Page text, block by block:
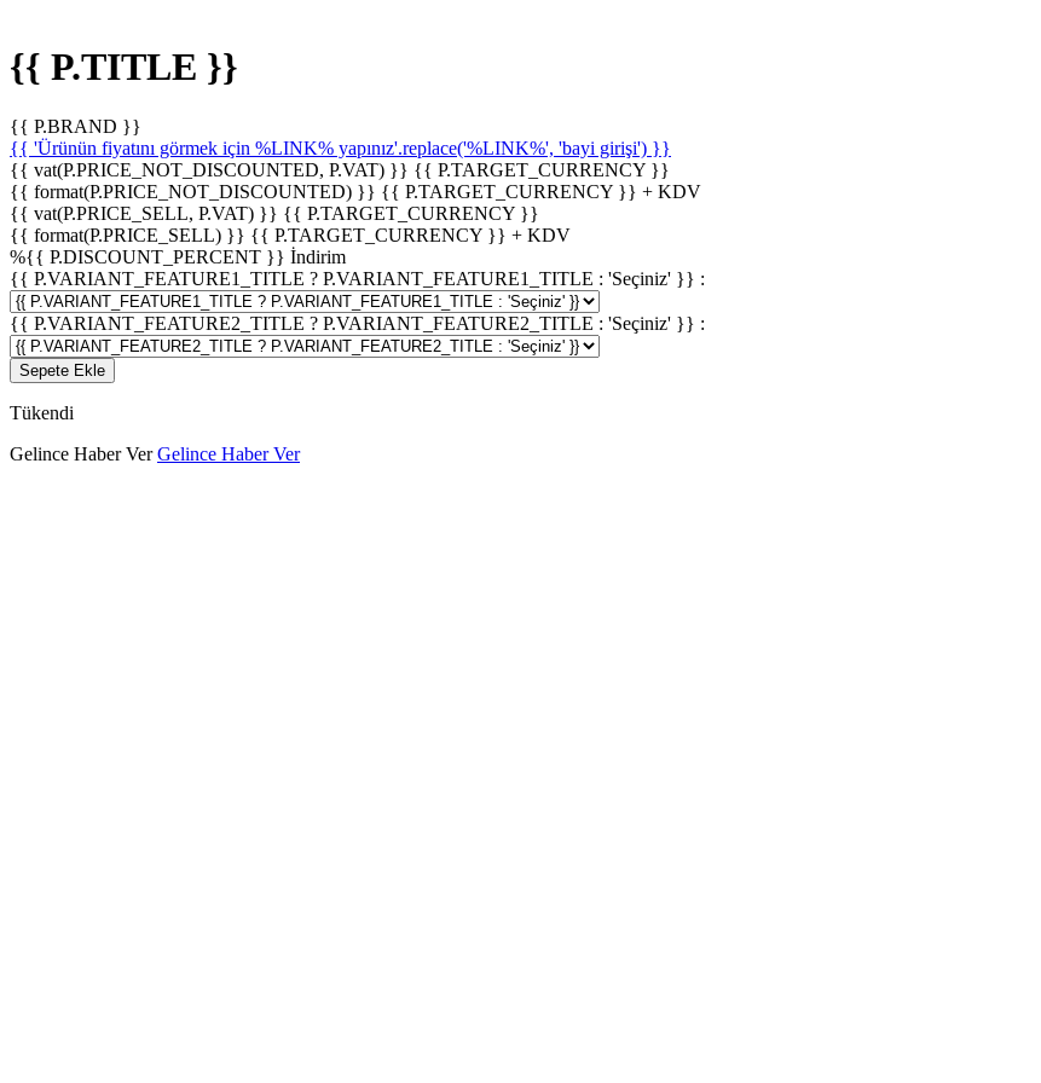
{{ P.TITLE }}
{{ P.BRAND }}
{{ 'Ürünün fiyatını görmek için %LINK% yapınız'.replace('%LINK%', 'bayi girişi') }}
{{ vat(P.PRICE_NOT_DISCOUNTED, P.VAT) }} {{ P.TARGET_CURRENCY }}
{{ format(P.PRICE_NOT_DISCOUNTED) }} {{ P.TARGET_CURRENCY }} + KDV
{{ vat(P.PRICE_SELL, P.VAT) }} {{ P.TARGET_CURRENCY }}
{{ format(P.PRICE_SELL) }} {{ P.TARGET_CURRENCY }} + KDV
%{{ P.DISCOUNT_PERCENT }} İndirim
{{ P.VARIANT_FEATURE1_TITLE ? P.VARIANT_FEATURE1_TITLE : 'Seçiniz' }} :
{{ P.VARIANT_FEATURE2_TITLE ? P.VARIANT_FEATURE2_TITLE : 'Seçiniz' }} :
Sepete Ekle
Tükendi
Gelince Haber Ver Gelince Haber Ver